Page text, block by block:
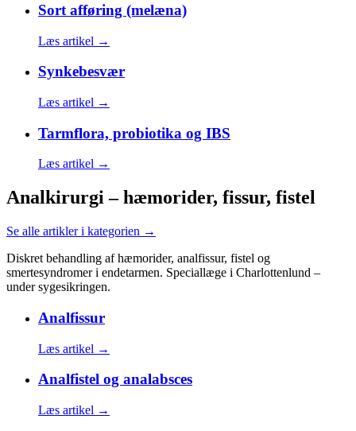
Sort afføring (melæna)
Læs artikel →
Synkebesvær
Læs artikel →
Tarmflora, probiotika og IBS
Læs artikel →
Analkirurgi – hæmorider, fissur, fistel
Se alle artikler i kategorien →
Diskret behandling af hæmorider, analfissur, fistel og
smertesyndromer i endetarmen. Speciallæge i Charlottenlund –
under sygesikringen.
Analfissur
Læs artikel →
Analfistel og analabsces
Læs artikel →